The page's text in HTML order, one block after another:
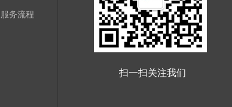
服务流程
扫一扫关注我们